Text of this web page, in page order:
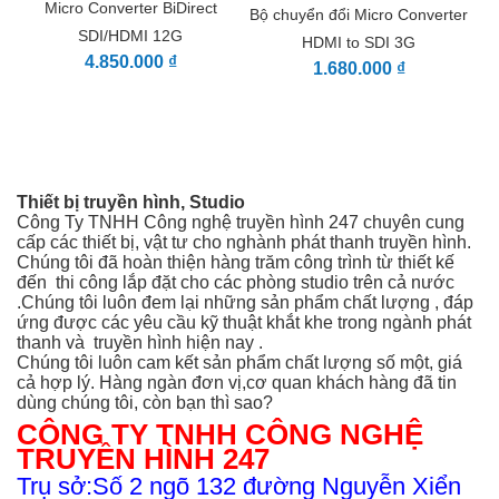
720p ở 50/59,94/60 fps
480i / 525 dòng ở 50 fps
576i / 625 dòng ở 59,94 fps
Định dạng video đầu ra
SDI (8/10-Bit 4:2:2 RGB,
23,98/24/25/29,97/30/47,95/
DCI 2KPsF ở tốc độ 25/
1080p ở tốc độ
23,98/24/25/29,97/30/47,95/
1080PsF ở tốc độ 25/29,97/
720p ở tốc độ 50/59,94/60
480i / 525 dòng ở tốc độ
576i / 625 dòng ở tốc độ 25
HDMI (8/10-Bit 4:2:2 RGB,
DCI 4K ở tốc độ
Micro Converter BiDirect
SDI/HDMI 12G
4.850.000 ₫
Bộ chuyển đổi Micro Converter
HDMI to SDI 3G
1.680.000 ₫
Thiết bị truyền hình, Studio
Công Ty TNHH Công nghệ truyền hình 247 chuyên cung
cấp các thiết bị, vật tư cho nghành phát thanh truyền hình.
Chúng tôi đã hoàn thiện hàng trăm công trình từ thiết kế
đến thi công lắp đặt cho các phòng studio trên cả nước
.Chúng tôi luôn đem lại những sản phẩm chất lượng , đáp
ứng được các yêu cầu kỹ thuật khắt khe trong ngành phát
thanh và truyền hình hiện nay .
Chúng tôi luôn cam kết sản phẩm chất lượng số một, giá
cả hợp lý. Hàng ngàn đơn vị,cơ quan khách hàng đã tin
dùng chúng tôi, còn bạn thì sao?
CÔNG TY TNHH CÔNG NGHỆ
TRUYỀN HÌNH 247
Trụ sở:Số 2 ngõ 132 đường Nguyễn Xiển